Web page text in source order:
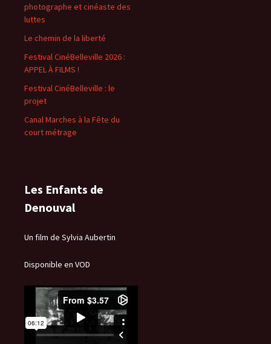
photographe et cinéaste des
luttes
Le chemin de la liberté
Festival CinéBelleville 2026 :
APPEL À FILMS !
Festival CinéBelleville : le
projet
Canal Marches à la Fête du
court métrage
Les Enfants de
Denouval
Un film de Sylvia Aubertin
Disponible en VOD